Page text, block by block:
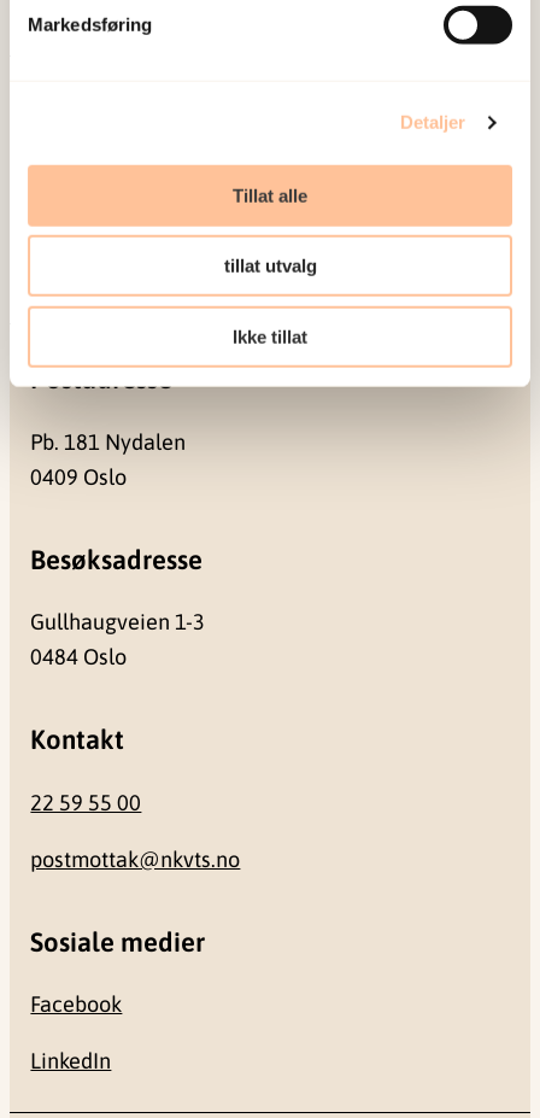
Markedsføring
Detaljer
Tillat alle
tillat utvalg
Ikke tillat
Prosjekter
Seminarer og arrangementer
Meld deg på vårt nyhetsbrev
Postadresse
Pb. 181 Nydalen
0409 Oslo
Besøksadresse
Gullhaugveien 1-3
0484 Oslo
Kontakt
22 59 55 00
postmottak@nkvts.no
Sosiale medier
Facebook
LinkedIn